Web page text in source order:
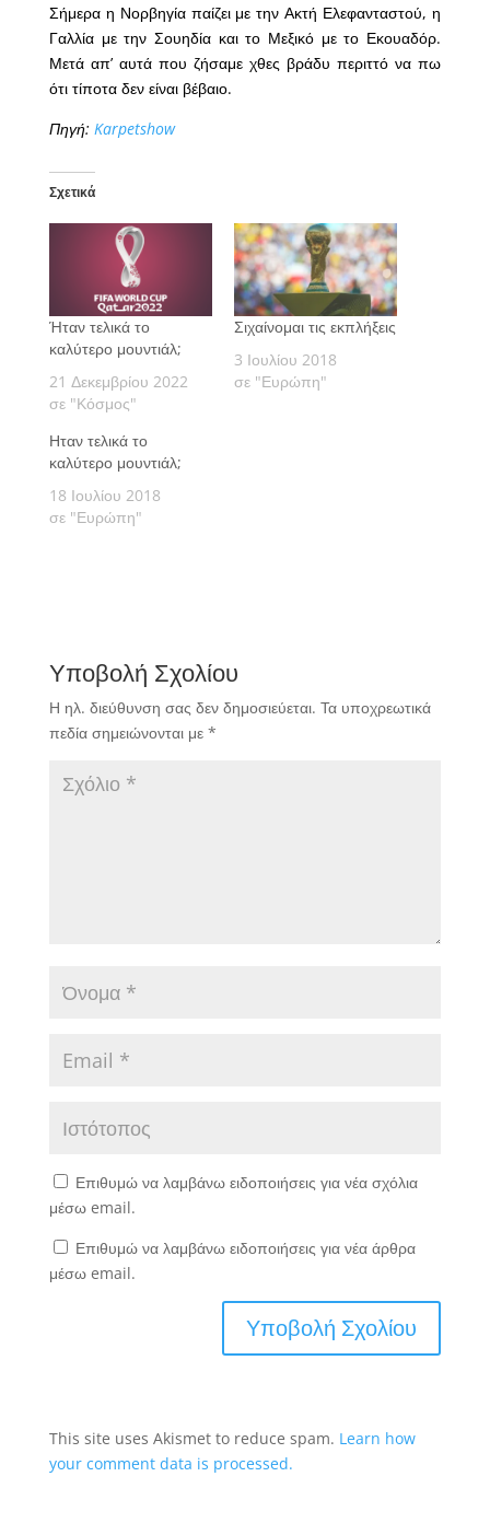
Σήμερα η Νορβηγία παίζει με την Ακτή Ελεφανταστού, η
Γαλλία με την Σουηδία και το Μεξικό με το Εκουαδόρ.
Μετά απ’ αυτά που ζήσαμε χθες βράδυ περιττό να πω
ότι τίποτα δεν είναι βέβαιο.
Πηγή: Karpetshow
Σχετικά
Ήταν τελικά το
καλύτερο μουντιάλ;
21 Δεκεμβρίου 2022
σε "Κόσμος"
Σιχαίνομαι τις εκπλήξεις
3 Ιουλίου 2018
σε "Ευρώπη"
Ηταν τελικά το
καλύτερο μουντιάλ;
18 Ιουλίου 2018
σε "Ευρώπη"
Υποβολή Σχολίου
Η ηλ. διεύθυνση σας δεν δημοσιεύεται. Τα υποχρεωτικά
πεδία σημειώνονται με *
Επιθυμώ να λαμβάνω ειδοποιήσεις για νέα σχόλια
μέσω email.
Επιθυμώ να λαμβάνω ειδοποιήσεις για νέα άρθρα
μέσω email.
This site uses Akismet to reduce spam. Learn how
your comment data is processed.